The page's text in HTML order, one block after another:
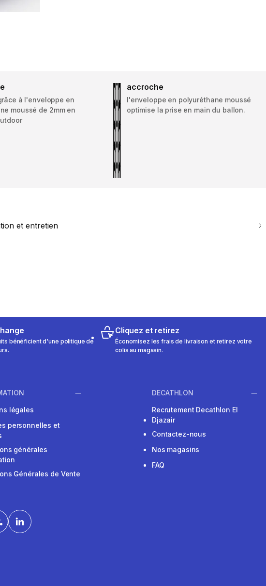
à l'enveloppe en
moussé de 2mm en
accroche
l'enveloppe en polyuréthane moussé
optimise la prise en main du ballon.
et entretien
bénéficient d'une politique de
Cliquez et retirez
Économisez les frais de livraison et retirez votre
colis au magasin.
légales
personnelles et
générales
Générales de Vente
DECATHLON
Recrutement Decathlon El
Djazair
Contactez-nous
Nos magasins
FAQ